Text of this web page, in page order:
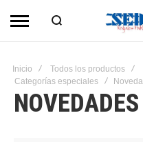
Inicio Todos los productos
Categorías especiales